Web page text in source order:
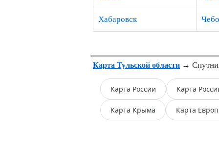
Хабаровск
Карта Тульской области →
Карта России Карта
Карта Крыма Карта